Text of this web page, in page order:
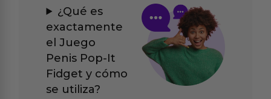
¿Qué es
exactamente
el Juego
Penis Pop-It
Fidget y cómo
se utiliza?